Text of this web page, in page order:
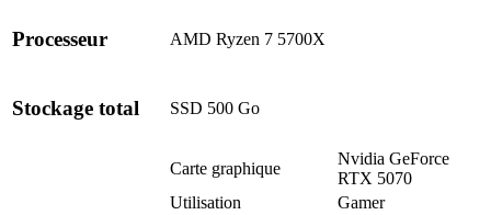
Processeur AMD Ryzen 7 5700X
Stockage total SSD 500 Go
Carte graphique
Nvidia GeForce
RTX 5070
Utilisation
Gamer